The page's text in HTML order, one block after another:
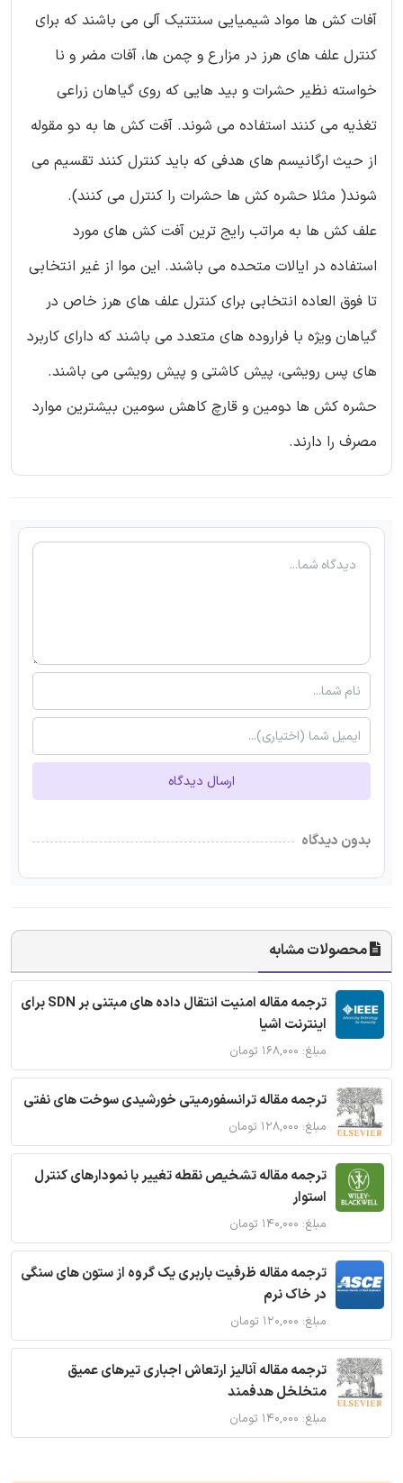
آفات کش ها مواد شیمیایی سنتتیک آلی می باشند که برای
کنترل علف های هرز در مزارع و چمن ها، آفات مضر و نا
خواسته نظیر حشرات و بید هایی که روی گیاهان زراعی
تغذیه می کنند استفاده می شوند. آفت کش ها به دو مقوله
از حیث ارگانیسم های هدفی که باید کنترل کنند تقسیم می
شوند( مثلا حشره کش ها حشرات را کنترل می کنند).
علف کش ها به مراتب رایج ترین آفت کش های مورد
استفاده در ایالات متحده می باشند. این موا از غیر انتخابی
تا فوق العاده انتخابی برای کنترل علف های هرز خاص در
گیاهان ویژه با فراروده های متعدد می باشند که دارای کاربرد
های پس رویشی، پیش کاشتی و پیش رویشی می باشند.
حشره کش ها دومین و قارچ کاهش سومین بیشترین موارد
مصرف را دارند.
ارسال دیدگاه
بدون دیدگاه
محصولات مشابه
ترجمه مقاله امنیت انتقال داده های مبتنی بر SDN برای
اینترنت اشیا
مبلغ: ۱۶۸,۰۰۰ تومان
ترجمه مقاله ترانسفورمیتی خورشیدی سوخت های نفتی
مبلغ: ۱۲۸,۰۰۰ تومان
ترجمه مقاله تشخیص نقطه تغییر با نمودارهای کنترل
استوار
مبلغ: ۱۴۰,۰۰۰ تومان
ترجمه مقاله ظرفیت باربری یک گروه از ستون های سنگی
در خاک نرم
مبلغ: ۱۲۰,۰۰۰ تومان
ترجمه مقاله آنالیز ارتعاش اجباری تیرهای عمیق
متخلخل هدفمند
مبلغ: ۱۴۰,۰۰۰ تومان